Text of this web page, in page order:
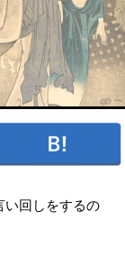
い回しをするの